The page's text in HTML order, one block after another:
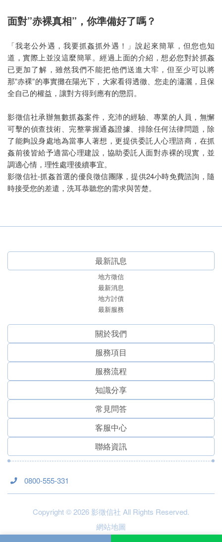
面對”赤裸真相”，你準備好了嗎？
「我老公外遇，我要抓姦抓外遇！」說起來簡單，但您也知
道，實際上並沒這麼簡單。經過上面的介紹，想必您對於抓姦
已更加了解，雖然我們不能把他們送進大牢，但至少可以將
那”赤裸”的事實攤在陽光下，大家看得透徹、您走的瀟灑，且保
全自己的權益，讓對方得到應有的懲罰。
影徵信社承辦無數抓姦案件，充沛的經驗、專業的人員，無懈
可擊的偵查技術、完整掌握通姦證據、排除任何法律問題，除
了能夠設身處地為當事人著想，更提供委託人心理諮商，在抓
姦前後皆給予適當心理建設，協助委託人面對赤裸的現實，並
調適心情，理性處理後續事宜。
影徵信社-抓姦首選的優良徵信團隊，提供24小時免費諮詢，隨
時接受您的差遣，洗耳恭聽您的需求與苦楚。
最新訊息
地方徵信
最新消息
地方討債
最新服務
關於我們
服務項⽬
服務流程
知識分享
常見問答
客服中心
聯絡資訊
0800-555-331
Copyright © 2026 影徵信社 All Rights Reserved.
網站地圖